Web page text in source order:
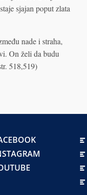
sjajan poput zlata
nade i straha,
On želi da budu
518,519)